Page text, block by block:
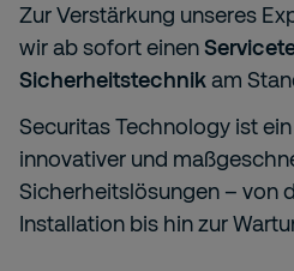
Zur Verstärkung unseres
wir ab sofort einen
Sicherheitstechnik am
Securitas Technology ist
innovativer und
Sicherheitslösungen – von
Installation bis hin zur